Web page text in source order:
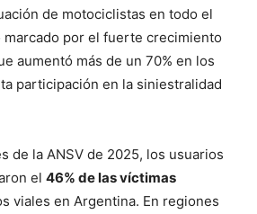
de motociclistas en todo el
marcado por el fuerte crecimiento
aumentó más de un 70% en los
participación en la siniestralidad
de la ANSV de 2025, los usuarios
el 46% de las víctimas
viales en Argentina. En regiones